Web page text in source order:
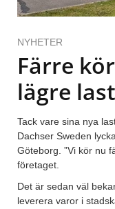
NYHETER
Färre
lägre
Tack vare sina nya
Dachser Sweden
Göteborg. ”Vi kör nu
företaget.
Det är sedan väl
leverera varor i